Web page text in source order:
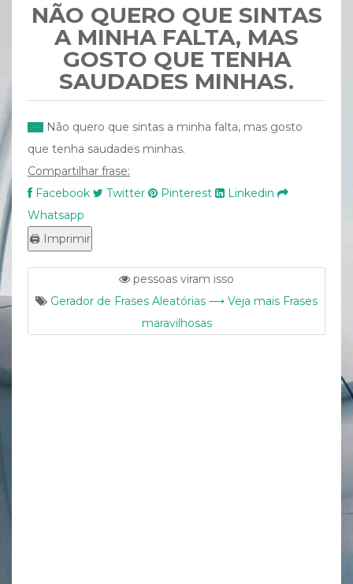
NÃO QUERO QUE SINTAS
A MINHA FALTA, MAS
GOSTO QUE TENHA
SAUDADES MINHAS.
Não quero que sintas a minha falta, mas gosto
que tenha saudades minhas.
Compartilhar frase:
Facebook
Twitter Pinterest
Linkedin
Whatsapp
pessoas viram isso
Gerador de Frases Aleatórias ⟶ Veja mais Frases
maravilhosas